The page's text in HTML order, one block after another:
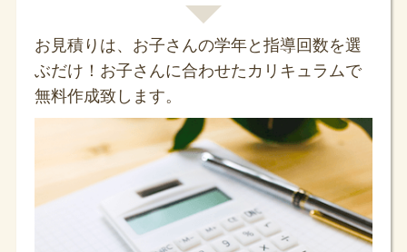
お見積りは、お子さんの学年と指導回数を選
ぶだけ！お子さんに合わせたカリキュラムで
無料作成致します。